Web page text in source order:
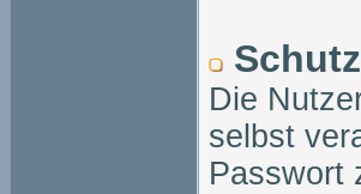
Die
selbst
Passwort